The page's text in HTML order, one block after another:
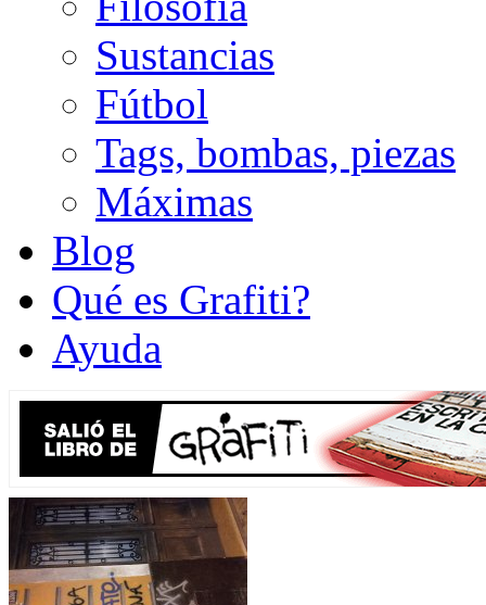
Sustancias
Fútbol
Tags, bombas, piezas
Máximas
Blog
Qué es Grafiti?
Ayuda